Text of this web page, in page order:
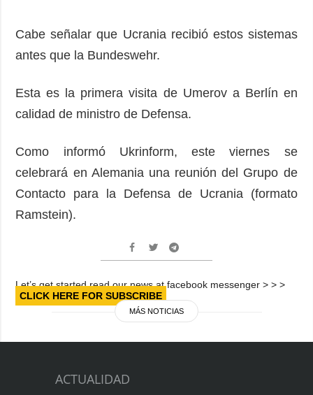
Cabe señalar que Ucrania recibió estos sistemas
antes que la Bundeswehr.
Esta es la primera visita de Umerov a Berlín en
calidad de ministro de Defensa.
Como informó Ukrinform, este viernes se
celebrará en Alemania una reunión del Grupo de
Contacto para la Defensa de Ucrania (formato
Ramstein).
Let’s get started read our news at facebook messenger > > >
CLICK HERE FOR SUBSCRIBE
MÁS NOTICIAS
ACTUALIDAD